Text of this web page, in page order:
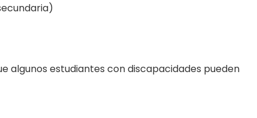
algunos estudiantes con discapacidades pueden